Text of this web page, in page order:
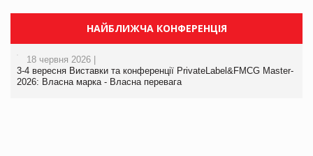
НАЙБЛИЖЧА КОНФЕРЕНЦІЯ
18 червня 2026 |
3-4 вересня Виставки та конференції PrivateLabel&FMCG Master-
2026: Власна марка - Власна перевага